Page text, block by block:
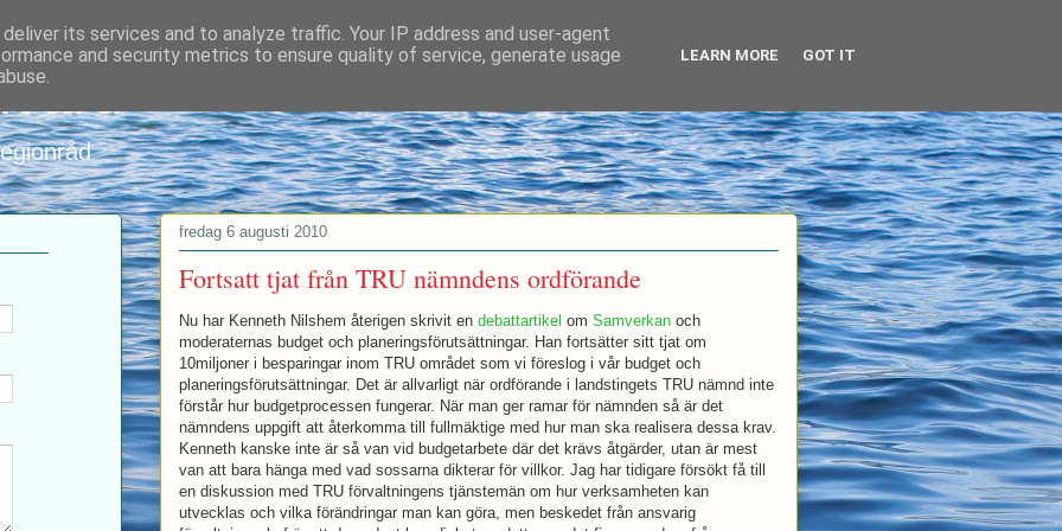
fredag 6 augusti 2010
Fortsatt tjat från TRU nämndens ordförande
Nu har Kenneth Nilshem återigen skrivit en debattartikel om Samverkan och
moderaternas budget och planeringsförutsättningar. Han fortsätter sitt tjat om
10miljoner i besparingar inom TRU området som vi föreslog i vår budget och
planeringsförutsättningar. Det är allvarligt när ordförande i landstingets TRU nämnd inte
förstår hur budgetprocessen fungerar. När man ger ramar för nämnden så är det
nämndens uppgift att återkomma till fullmäktige med hur man ska realisera dessa krav.
Kenneth kanske inte är så van vid budgetarbete där det krävs åtgärder, utan är mest
van att bara hänga med vad sossarna dikterar för villkor. Jag har tidigare försökt få till
en diskussion med TRU förvaltningens tjänstemän om hur verksamheten kan
utvecklas och vilka förändringar man kan göra, men beskedet från ansvarig
its services and to analyze traffic. Your IP address and user-agent
and security metrics to ensure quality of service, generate usage
LEARN MORE GOT IT